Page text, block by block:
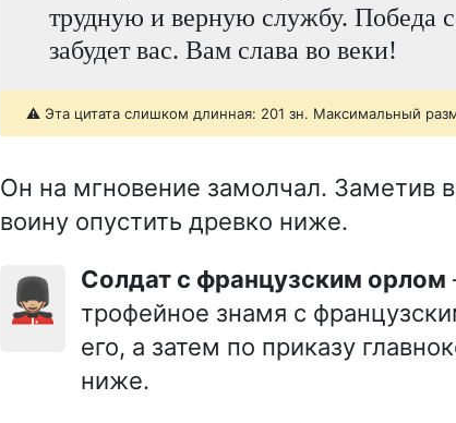
трудную и верную службу. Победа
забудет вас. Вам слава во веки!
⚠️ Эта цитата слишком длинная: 201 зн. Максимальный
Он на мгновение замолчал. Заметив
воину опустить древко ниже.
💂🏼‍♂️ Солдат с французским орлом
трофейное знамя с
его, а затем по приказу
ниже.